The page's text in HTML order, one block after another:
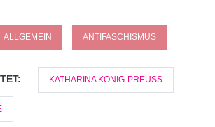
ALLGEMEIN ANTIFASCHISMUS
KATHARINA KÖNIG-PREUSS